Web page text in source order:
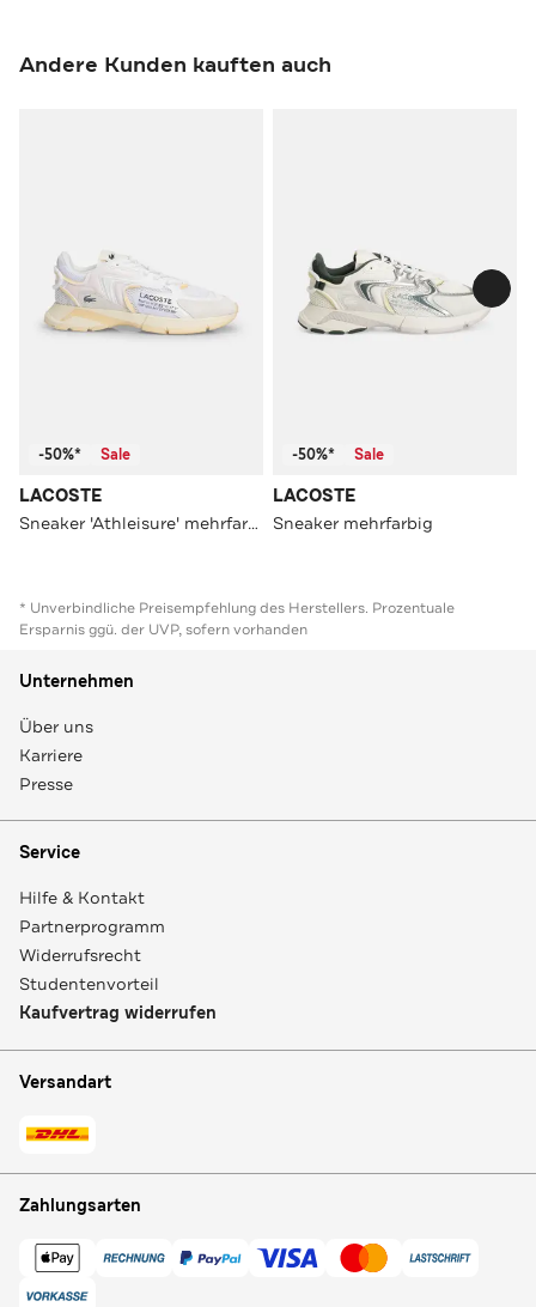
Andere Kunden kauften auch
-50%* Sale
LACOSTE
Sneaker 'Athleisure' mehrfarbig
-50%* Sale
LACOSTE
Sneaker mehrfarbig
* Unverbindliche Preisempfehlung des Herstellers. Prozentuale
Ersparnis ggü. der UVP, sofern vorhanden
Unternehmen
Über uns
Karriere
Presse
Service
Hilfe & Kontakt
Partnerprogramm
Widerrufsrecht
Studentenvorteil
Kaufvertrag widerrufen
Versandart
Zahlungsarten